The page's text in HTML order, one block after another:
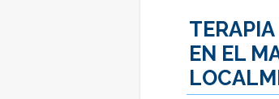
EN EL